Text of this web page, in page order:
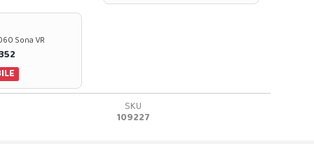
Sona VR
SKU
109227